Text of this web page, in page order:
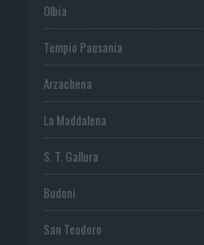
Olbia
Tempio Pausania
Arzachena
La Maddalena
S. T. Gallura
Budoni
San Teodoro